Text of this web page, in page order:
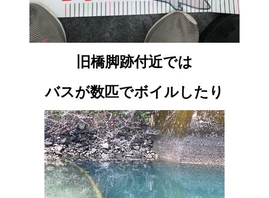
旧橋脚跡付近では
バスが数匹でボイルしたり